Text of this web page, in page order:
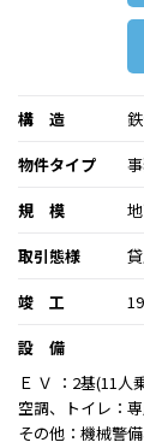
構 造
物件タイプ
規 模
取引態様
竣 工
設 備
Ｅ Ｖ ：2基(11人
空調、トイレ
その他：機械警